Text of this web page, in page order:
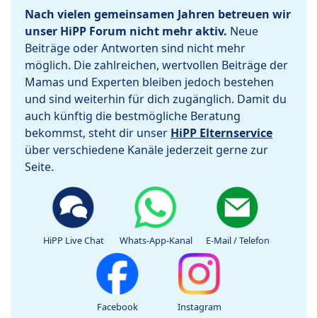
Nach vielen gemeinsamen Jahren betreuen wir
unser HiPP Forum nicht mehr aktiv. Neue
Beiträge oder Antworten sind nicht mehr
möglich. Die zahlreichen, wertvollen Beiträge der
Mamas und Experten bleiben jedoch bestehen
und sind weiterhin für dich zugänglich. Damit du
auch künftig die bestmögliche Beratung
bekommst, steht dir unser HiPP Elternservice
über verschiedene Kanäle jederzeit gerne zur
Seite.
HiPP Live Chat Whats-App-Kanal E-Mail / Telefon
Facebook Instagram